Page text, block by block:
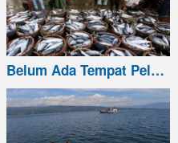
Belum Ada Tempat Pel…